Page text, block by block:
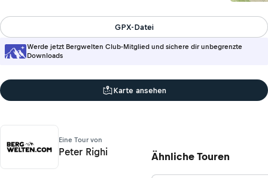
Werde jetzt Bergwelten Club-Mitglied und sichere dir unbegrenzte
Downloads
GPX-Datei
Karte ansehen
Eine Tour von
Peter Righi Ähnliche Touren